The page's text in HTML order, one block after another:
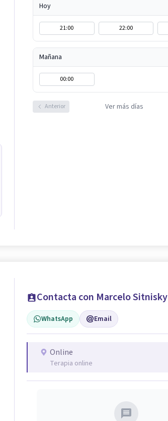
Hoy
21:00 22:00
Mañana
00:00
Anterior Ver más días
Contacta con Marcelo Sitnisky
WhatsApp Email
Online
Terapia online